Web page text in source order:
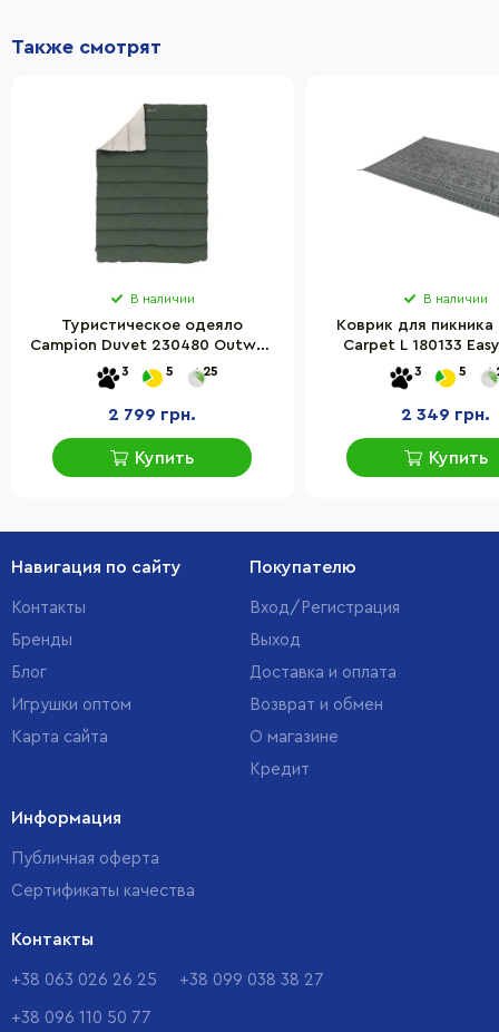
Также смотрят
В наличии
Туристическое одеяло
Campion Duvet 230480 Outwell
932239, 200х135 см
3 5 25
2 799 грн.
Купить
В наличии
Коврик для пикника
Carpet L 180133
932255,
3 5
2 349 грн.
Купить
Навигация по сайту
Контакты
Бренды
Блог
Игрушки оптом
Карта сайта
Покупателю
Вход/Регистрация
Выход
Доставка и оплата
Возврат и обмен
О магазине
Кредит
Информация
Публичная оферта
Сертификаты качества
Контакты
+38 063 026 26 25 +38 099 038 38 27
+38 096 110 50 77